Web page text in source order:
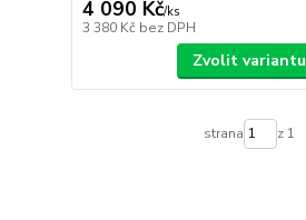
4 090 Kč/ks
3 380 Kč bez DPH
Zvolit variantu
strana z 1